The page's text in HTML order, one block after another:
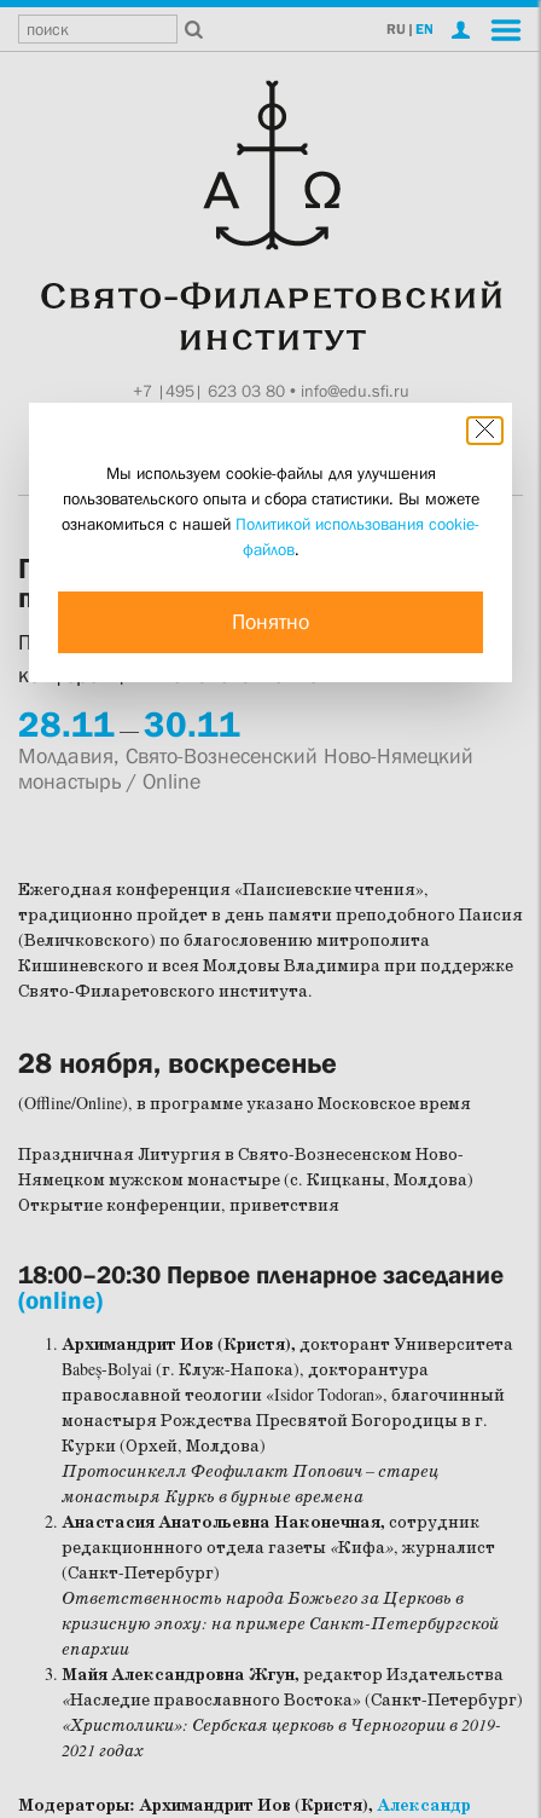
RU | EN
+7 |495| 623 03 80• info@edu.sfi.ru
Пандемия как вызов церкви:
последствия и пути их преодоления
Программа X международной научно-практической
конференции «Паисиевские чтения»
28.11—30.11
Молдавия, Свято-Вознесенский Ново-Нямецкий
монастырь / Оnline
Ежегодная конференция «Паисиевские чтения»,
традиционно пройдет в день памяти преподобного Паисия
(Величковского) по благословению митрополита
Кишиневского и всея Молдовы Владимира при поддержке
Свято-Филаретовского института.
28 ноября, воскресенье
(Offline/Online), в программе указано Московское время
Праздничная Литургия в Свято-Вознесенском Ново-
Нямецком мужском монастыре (с. Кицканы, Молдова)
Открытие конференции, приветствия
18:00–20:30 Первое пленарное заседание
(online)
Архимандрит Иов (Кристя), докторант Университета
Babeș-Bolyai (г. Клуж-Напока), докторантура
православной теологии «Isidor Todoran», благочинный
монастыря Рождества Пресвятой Богородицы в г.
Курки (Орхей, Молдова)
Протосинкелл Феофилакт Попович – старец
монастыря Куркь в бурные времена
Анастасия Анатольевна Наконечная, сотрудник
редакционнного отдела газеты «Кифа», журналист
(Санкт-Петербург)
Ответственность народа Божьего за Церковь в
кризисную эпоху: на примере Санкт-Петербургской
епархии
Майя Александровна Жгун, редактор Издательства
«Наследие православного Востока» (Санкт-Петербург)
«Христолики»: Сербская церковь в Черногории в 2019-
2021 годах
Модераторы: Архимандрит Иов (Кристя), Александр
Мы используем cookie-файлы для улучшения
пользовательского опыта и сбора статистики. Вы можете
ознакомиться с нашей Политикой использования cookie-
файлов.
Понятно